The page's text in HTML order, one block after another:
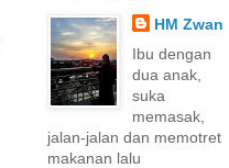
HM Zwan
Ibu dengan
dua anak,
suka
memasak,
jalan-jalan dan memotret
makanan lalu